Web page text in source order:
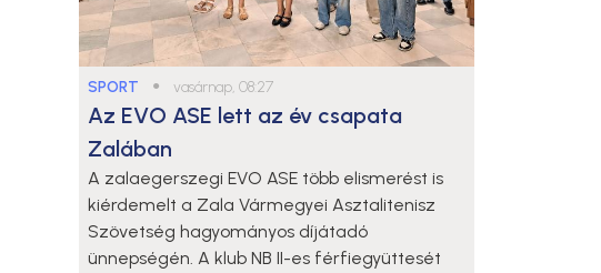
SPORT ● vasárnap, 08:27
Az EVO ASE lett az év csapata
Zalában
A zalaegerszegi EVO ASE több elismerést is
kiérdemelt a Zala Vármegyei Asztalitenisz
Szövetség hagyományos díjátadó
ünnepségén. A klub NB II-es férfiegyüttesét